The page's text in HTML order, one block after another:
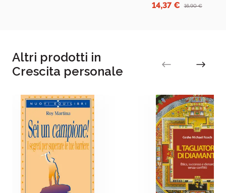
14,37 €
16,90 €
Altri prodotti in
Crescita personale